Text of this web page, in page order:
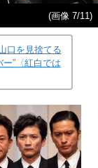
(画像 7/11)
口を見捨てる
”〈紅白では